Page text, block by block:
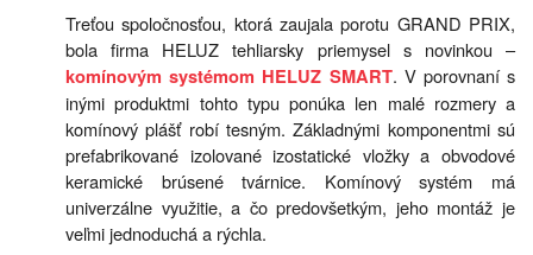
Treťou spoločnosťou, ktorá zaujala porotu GRAND PRIX,
bola firma HELUZ tehliarsky priemysel s novinkou –
komínovým systémom HELUZ SMART. V porovnaní s
inými produktmi tohto typu ponúka len malé rozmery a
komínový plášť robí tesným. Základnými komponentmi sú
prefabrikované izolované izostatické vložky a obvodové
keramické brúsené tvárnice. Komínový systém má
univerzálne využitie, a čo predovšetkým, jeho montáž je
veľmi jednoduchá a rýchla.